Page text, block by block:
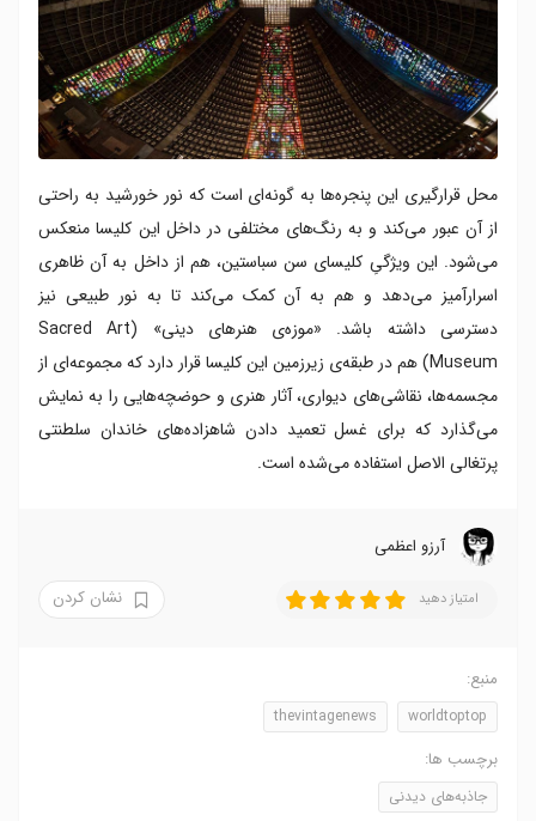
محل قرارگیری این پنجره‌ها به گونه‌ای است که نور خورشید به راحتی
از آن عبور می‌کند و به رنگ‌های مختلفی در داخل این کلیسا منعکس
می‌شود. این ویژگیِ کلیسای سن سباستین، هم از داخل به آن ظاهری
اسرارآمیز می‌دهد و هم به آن کمک می‌کند تا به نور طبیعی نیز
دسترسی داشته باشد. «موزه‌ی هنرهای دینی» (Sacred Art
Museum) هم در طبقه‌ی زیرزمین این کلیسا قرار دارد که مجموعه‌ای از
مجسمه‌ها، نقاشی‌های دیواری، آثار هنری و حوضچه‌هایی را به نمایش
می‌گذارد که برای غسل تعمید دادن شاهزاده‌های خاندان سلطنتی
پرتغالی الاصل استفاده می‌شده است.
آرزو اعظمی
امتیاز دهید نشان کردن
منبع:
worldtoptop
thevintagenews
برچسب ها:
جاذبه‌های دیدنی